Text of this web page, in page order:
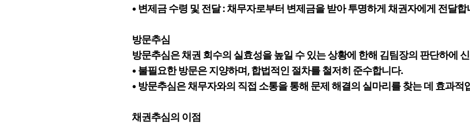
• 변제금 수령 및 전달 : 채무자로부터 변제금을 받아 투명하게 채권자에게 전달합
방문추심
방문추심은 채권 회수의 실효성을 높일 수 있는 상황에 한해 김팀장의 판단하에
• 불필요한 방문은 지양하며, 합법적인 절차를 철저히 준수합니다.
• 방문추심은 채무자와의 직접 소통을 통해 문제 해결의 실마리를 찾는 데 효과적
채권추심의 이점